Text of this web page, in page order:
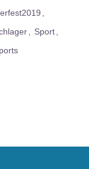
Sport